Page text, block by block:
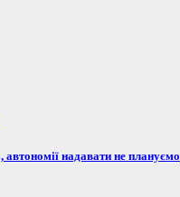
надавати не плануємо